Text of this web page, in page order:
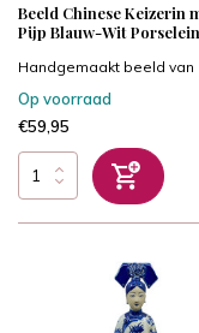
Beeld Chinese Keizerin
Pijp Blauw-Wit
Handgemaakt beeld van
Op voorraad
€59,95